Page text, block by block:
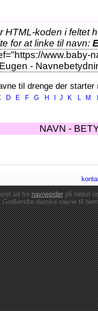
HTML-koden i feltet
for at linke til navn:
til drenge der starter
D E F G H J K L M
NAVN -
ud franavnesiderpå nettet
Godkendte danskenavne til børn